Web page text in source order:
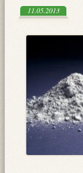
11.05.2013